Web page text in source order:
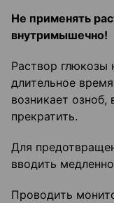
Не применять
внутримышечно!
Раствор глюкозы
длительное
возникает озноб,
прекратить.
Для
вводить
Проводить